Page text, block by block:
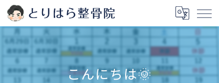
こんにちは🌞